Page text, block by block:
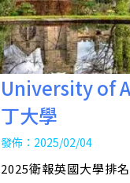
University of
丁大學
發佈：2025/02/04
2025衛報英國大學排